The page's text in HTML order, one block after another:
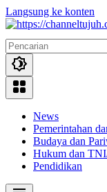
Langsung ke konten
News
Pemerintahan
Budaya dan
Hukum dan
Pendidikan